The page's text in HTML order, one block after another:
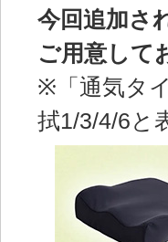
今回追加さ
ご用意して
※「通気タ
拭1/3/4/6と